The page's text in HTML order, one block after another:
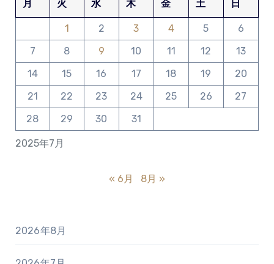
2025年7月
月 火 水 木 金 土 日
1 2 3 4 5
6
7
8 9 10 11 12
13
14
15 16 17 18 19
20
21
22 23 24 25 26
27
28
29 30 31
« 6月 8月 »
2026年8月